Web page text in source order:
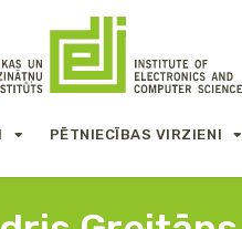
PĒTNIECĪBAS VIRZIENI